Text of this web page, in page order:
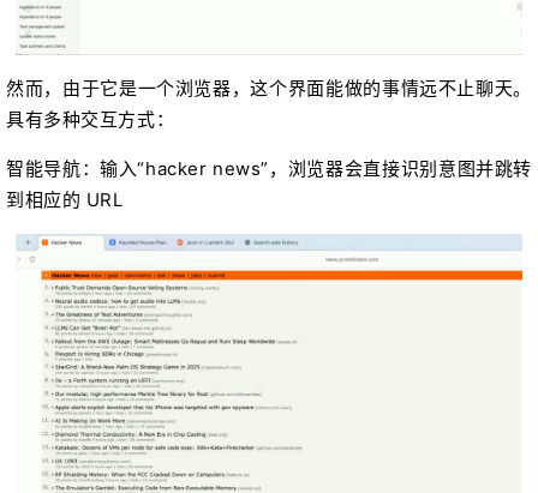
然而，由于它是一个浏览器，这个界面能做的事情远不止聊天。
具有多种交互方式：
智能导航：输入“hacker news”，浏览器会直接识别意图并跳转
到相应的 URL